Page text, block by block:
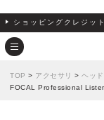
ショッピングクレジッ
TOP > アクセサリ > ヘッ
FOCAL Professional